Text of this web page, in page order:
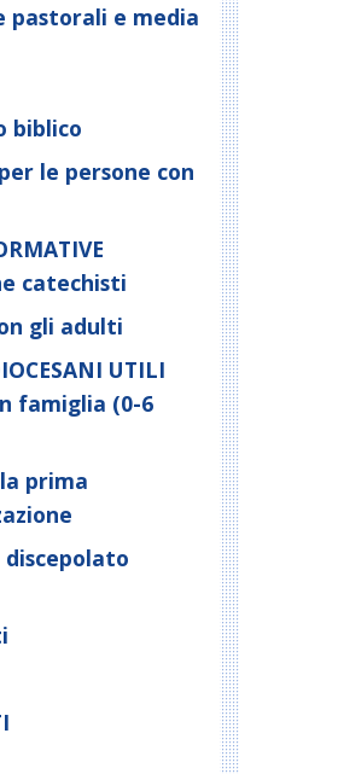
pastorali e media
biblico
le persone con
catechisti
gli adulti
UTILI
famiglia (0-6
prima